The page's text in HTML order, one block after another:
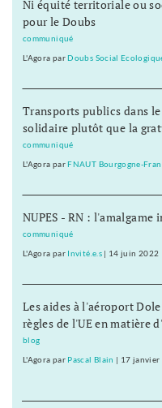
Ni équité territoriale ou
pour le Doubs
communiqué
L'Agora parDoubs Social
Transports publics dans
solidaire plutôt que la
communiqué
L'Agora parFNAUT Bourgogne-
NUPES - RN : l'amalgame
communiqué
L'Agora par Invité.e.s| 14 juin 2022
Les aides à l'aéroport
règles de l'UE en matière
blog
L'Agora par Pascal Blain | 17 janvier